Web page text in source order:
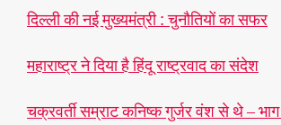
दिल्ली की नई मुख्यमंत्री : चुनौतियों का सफर
महाराष्ट्र ने दिया है हिंदू राष्ट्रवाद का संदेश
चक्रवर्ती सम्राट कनिष्क गुर्जर वंश से थे –